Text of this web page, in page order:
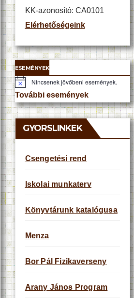
KK-azonosító: CA0101
Elérhetőségeink
ESEMÉNYEK
N
o
t
i
c
e
Nincsenek jövőbeni események.
További események
GYORSLINKEK
Csengetési rend
Iskolai munkaterv
Könyvtárunk katalógusa
Menza
Bor Pál Fizikaverseny
Arany János Program